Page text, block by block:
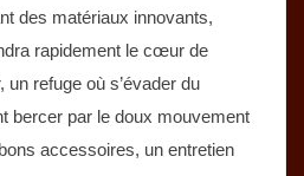
des matériaux innovants,
rapidement le cœur de
refuge où s’évader du
bercer par le doux mouvement
accessoires, un entretien